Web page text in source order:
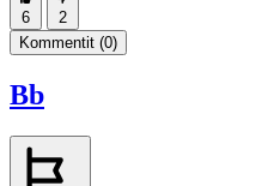
6
2
Kommentit (0)
Bb